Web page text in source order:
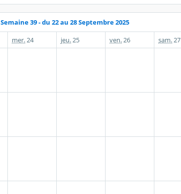
Semaine 39 - du 22 au 28 Septembre 2025
mer. 24 jeu. 25 ven. 26 sam. 27